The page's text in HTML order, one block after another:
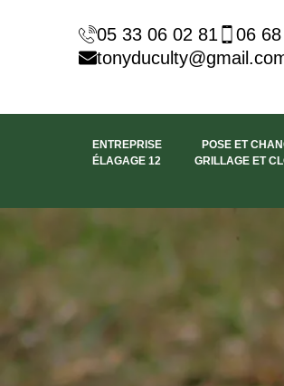
05 33 06 02 81
06
ENTREPRISE
ÉLAGAGE 12
POSE ET
GRILLAGE ET